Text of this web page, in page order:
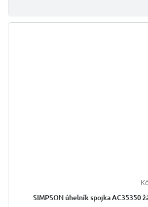
SIMPSON úhelník spojka AC35350